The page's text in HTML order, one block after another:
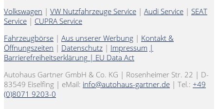
Volkswagen | VW Nutzfahrzeuge Service | Audi Service | SEAT
Service | CUPRA Service
Fahrzeugbörse | Aus unserer Werbung | Kontakt &
Öffnungszeiten | Datenschutz | Impressum |
Barrierefreiheitserklärung | EU Data Act
Autohaus Gartner GmbH & Co. KG | Rosenheimer Str. 22 | D-
83549 Eiselfing | eMail: info@autohaus-gartner.de | Tel.: +49
(0)8071 9203-0